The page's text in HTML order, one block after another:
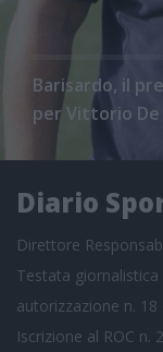
Barisardo, il
per Vittorio De
Diario
Direttore
Testata
autorizzazione n.
Iscrizione al ROC n.